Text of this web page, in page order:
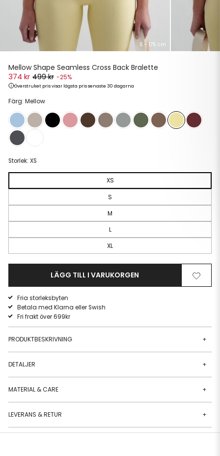
S - 175 cm
Mellow Shape Seamless Cross Back Bralette
374 kr 499 kr -25%
Överstruket pris visar lägsta pris senaste 30 dagarna
pris
Färg: Mellow
Storlek: XS
XS
S
M
L
XL
LÄGG TILL I VARUKORGEN
Lägg
till
Ta
bort
Fria storleksbyten
Betala med Klarna eller Swish
Fri frakt över 699kr
PRODUKTBESKRIVNING +
DETALJER +
MATERIAL & CARE +
LEVERANS & RETUR +